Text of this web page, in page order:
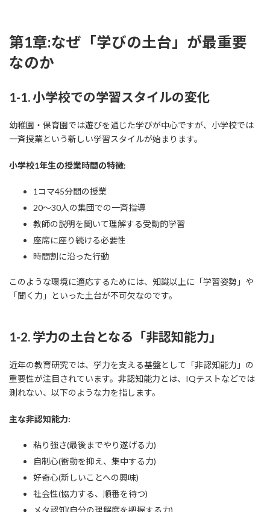
第1章:なぜ「学びの土台」が最重要
なのか
1-1. 小学校での学習スタイルの変化
幼稚園・保育園では遊びを通じた学びが中心ですが、小学校では
一斉授業という新しい学習スタイルが始まります。
小学校1年生の授業時間の特徴:
1コマ45分間の授業
20〜30人の集団での一斉指導
教師の説明を聞いて理解する受動的学習
座席に座り続ける必要性
時間割に沿った行動
このような環境に適応するためには、知識以上に「学習姿勢」や
「聞く力」といった土台が不可欠なのです。
1-2. 学力の土台となる「非認知能力」
近年の教育研究では、学力を支える基盤として「非認知能力」の
重要性が注目されています。非認知能力とは、IQテストなどでは
測れない、以下のような力を指します。
主な非認知能力:
粘り強さ(最後までやり遂げる力)
自制心(衝動を抑え、集中する力)
好奇心(新しいことへの興味)
社会性(協力する、順番を待つ)
メタ認知(自分の理解度を把握する力)